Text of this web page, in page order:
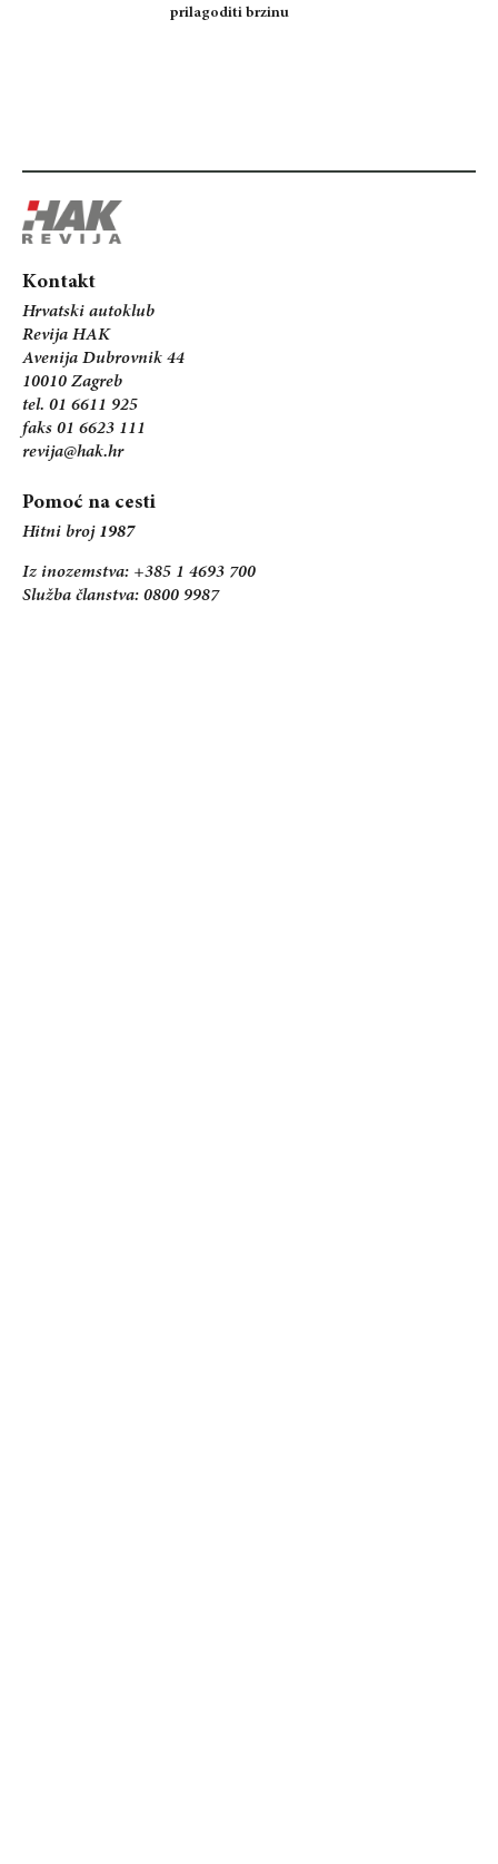
prilagoditi brzinu
Kontakt
Hrvatski autoklub
Revija HAK
Avenija Dubrovnik 44
10010 Zagreb
tel. 01 6611 925
faks 01 6623 111
revija@hak.hr
Pomoć na cesti
Hitni broj 1987
Iz inozemstva: +385 1 4693 700
Služba članstva: 0800 9987